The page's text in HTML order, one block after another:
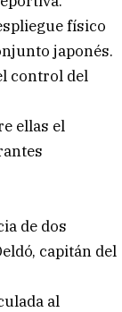
físico
japonés.
control del
ellas el
de dos
capitán del
al